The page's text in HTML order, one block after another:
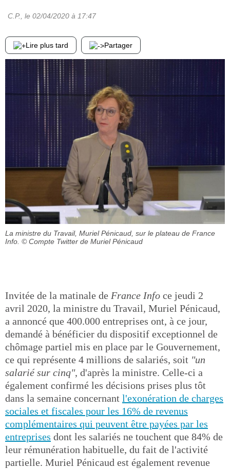
C.P. , le 02/04/2020 à 17:47
Lire plus tard Partager
La ministre du Travail, Muriel Pénicaud, sur le plateau de France
Info. © Compte Twitter de Muriel Pénicaud
Invitée de la matinale de France Info ce jeudi 2
avril 2020, la ministre du Travail, Muriel Pénicaud,
a annoncé que 400.000 entreprises ont, à ce jour,
demandé à bénéficier du dispositif exceptionnel de
chômage partiel mis en place par le Gouvernement,
ce qui représente 4 millions de salariés, soit "un
salarié sur cinq", d'après la ministre. Celle-ci a
également confirmé les décisions prises plus tôt
dans la semaine concernant l'exonération de charges
sociales et fiscales pour les 16% de revenus
complémentaires qui peuvent être payées par les
entreprises dont les salariés ne touchent que 84% de
leur rémunération habituelle, du fait de l'activité
partielle. Muriel Pénicaud est également revenue